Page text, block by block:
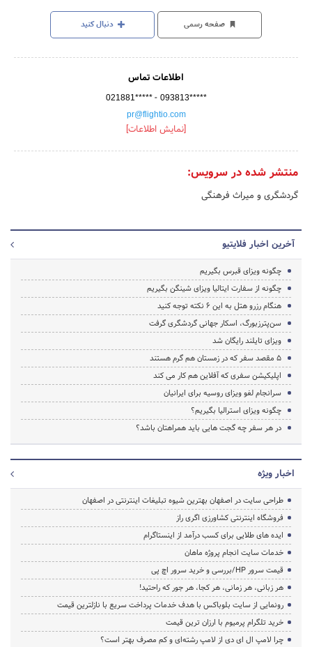
صفحه رسمی دنبال کنید
اطلاعات تماس
021881***** - 093813*****
pr@flightio.com
[نمایش اطلاعات]
منتشر شده در سرویس:
گردشگری و میراث فرهنگی
آخرین اخبار فلایتیو
چگونه ویزای قبرس بگیریم
چگونه از سفارت ایتالیا ویزای شینگن بگیریم
هنگام رزرو هتل به این 6 نکته توجه کنید​
سن‌پترزبورگ، اسکار جهانی گردشگری گرفت
ویزای تایلند رایگان شد
5 مقصد سفر که در زمستان هم گرم هستند
اپلیکیشن سفری که آفلاین هم کار می کند
سرانجام لغو ویزای روسیه برای ایرانیان
چگونه ویزای استرالیا بگیریم؟
در هر سفر چه گجت هایی باید همراهتان باشد؟
اخبار ویژه
طراحی سایت در اصفهان بهترین شیوه تبلیغات اینترنتی در اصفهان
فروشگاه اینترنتی کشاورزی اگری راز
ایده های طلایی برای کسب درآمد از اینستاگرام
خدمات سایت انجام پروژه ماهان
قیمت سرور HP/بررسی و خرید سرور اچ پی
هر زبانی، هر زمانی، هر کجا، هر جور که راحتید!
رونمایی از سایت بلوباکس با هدف خدمات پرداخت سریع با نازلترین قیمت
خرید تلگرام پرمیوم با ارزان ترین قیمت
چرا لامپ ال ای دی از لامپ رشته‌ای و کم مصرف بهتر است؟